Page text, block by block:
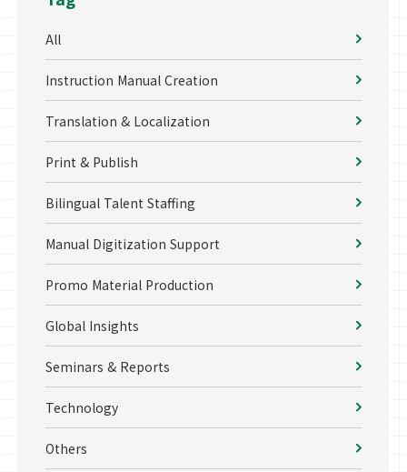
All
Instruction Manual Creation
Translation & Localization
Print & Publish
Bilingual Talent Staffing
Manual Digitization Support
Promo Material Production
Global Insights
Seminars & Reports
Technology
Others